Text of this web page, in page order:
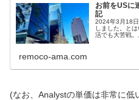
お前をUSに
記
2024年3月18
しました。と
活でも大苦戦
remoco-ama.com
(なお、Analystの単価は非常に